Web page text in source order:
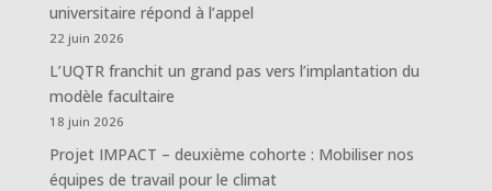
universitaire répond à l’appel
22 juin 2026
L’UQTR franchit un grand pas vers l’implantation du
modèle facultaire
18 juin 2026
Projet IMPACT – deuxième cohorte : Mobiliser nos
équipes de travail pour le climat